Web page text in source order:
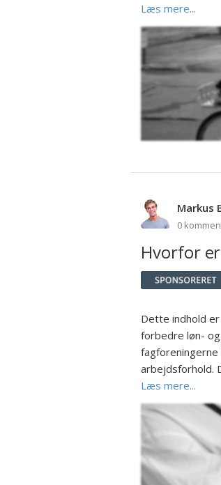
Læs mere...
Markus
0
Hvorfor
Dette indhold
forbedre løn-
arbejdsforhold.
Læs mere...